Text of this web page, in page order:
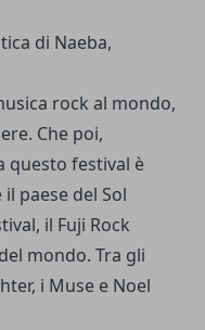
di Naeba,
rock al mondo,
Che poi,
questo festival è
paese del Sol
il Fuji Rock
mondo. Tra gli
i Muse e Noel